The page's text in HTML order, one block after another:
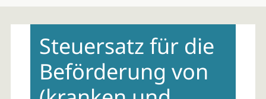
contentSteuersatz für die
Beförderung von